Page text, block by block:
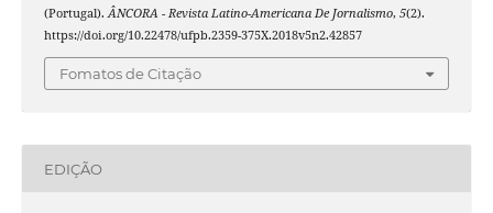
(Portugal).ÂNCORA - Revista Latino-Americana De Jornalismo, 5(2).
https://doi.org/10.22478/ufpb.2359-375X.2018v5n2.42857
Fomatos de Citação
EDIÇÃO